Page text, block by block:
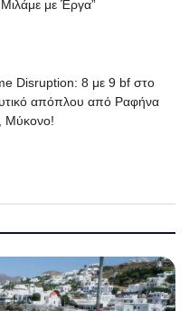
με Έργα”
Disruption: 8 με 9 bf στο
απόπλου από Ραφήνα
Μύκονο!